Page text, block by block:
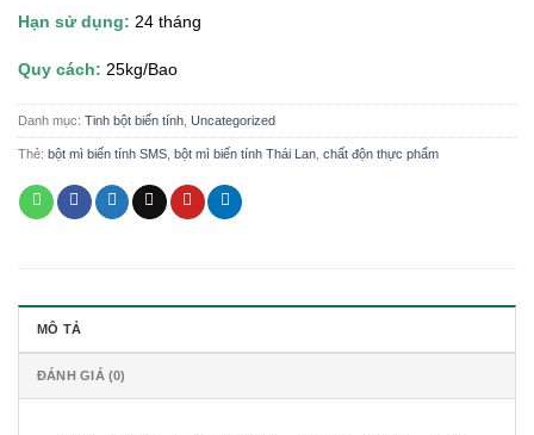
Hạn sử dụng: 24 tháng
Quy cách: 25kg/Bao
Danh mục: Tinh bột biến tính Uncategorized
Thẻ: bột mì biến tính SMS bột mì biến tính Thái Lan chất độn thực phẩm
MÔ TẢ
ĐÁNH GIÁ (0)